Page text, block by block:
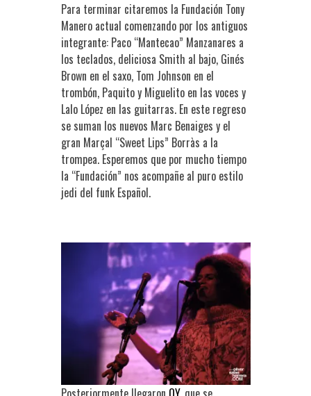
Para terminar citaremos la Fundación Tony
Manero actual comenzando por los antiguos
integrante: Paco “Mantecao” Manzanares a
los teclados, deliciosa Smith al bajo, Ginés
Brown en el saxo, Tom Johnson en el
trombón, Paquito y Miguelito en las voces y
Lalo López en las guitarras. En este regreso
se suman los nuevos Marc Benaiges y el
gran Marçal “Sweet Lips” Borràs a la
trompea. Esperemos que por mucho tiempo
la “Fundación” nos acompañe al puro estilo
jedi del funk Español.